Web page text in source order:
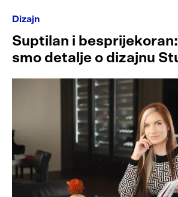
Dizajn
Suptilan i
smo detalje o dizajnu